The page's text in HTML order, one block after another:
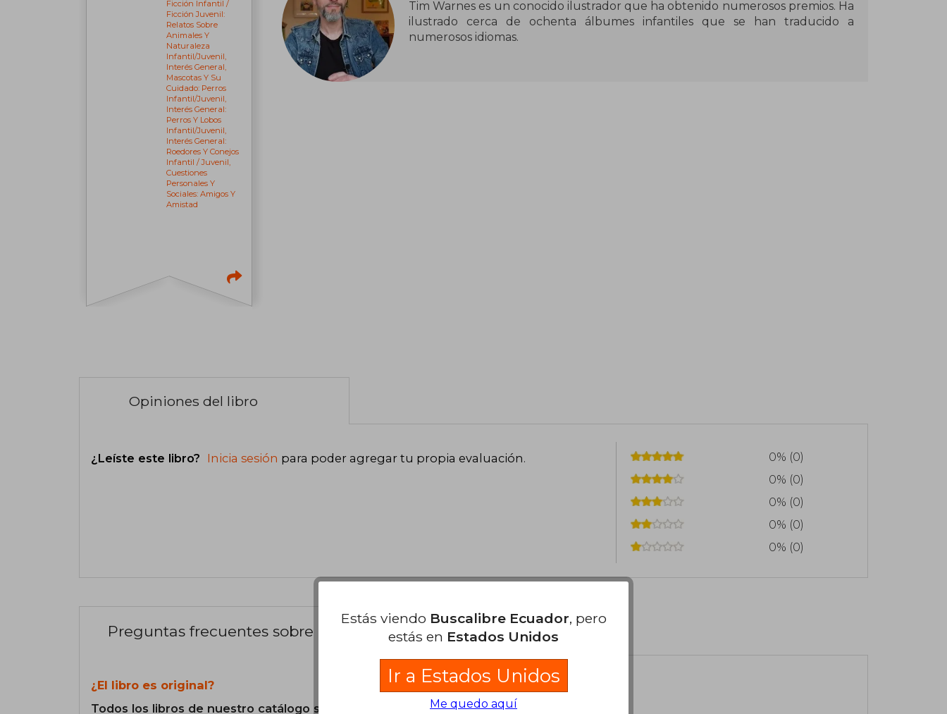
Ficción Infantil /
Ficción Juvenil:
Relatos Sobre
Animales Y
Naturaleza
Infantil/juvenil,
Interés General,
Mascotas Y Su
Cuidado: Perros
Infantil/juvenil,
Interés General:
Perros Y Lobos
Infantil/juvenil,
Interés General:
Roedores Y Conejos
Infantil / Juvenil,
Cuestiones
Personales Y
Sociales: Amigos Y
Amistad
Tim Warnes es un conocido ilustrador que ha obtenido numerosos premios. Ha
ilustrado cerca de ochenta álbumes infantiles que se han traducido a
numerosos idiomas.
Opiniones del libro
¿Leíste este libro? Inicia sesión para poder agregar tu propia evaluación.
0% (0)
0% (0)
0% (0)
0% (0)
0% (0)
Preguntas frecuentes sobre el libro
¿El libro es original?
Todos los libros de nuestro catálogo son Originales.
Estás viendo Buscalibre Ecuador, pero
estás en Estados Unidos
Ir a Estados Unidos
Me quedo aquí